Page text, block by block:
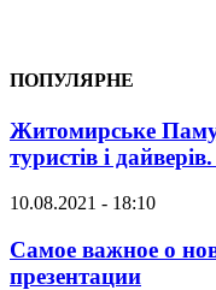
ПОПУЛЯРНЕ
Житомирське
туристів і
10.08.2021 - 18:10
Самое важное о
презентации